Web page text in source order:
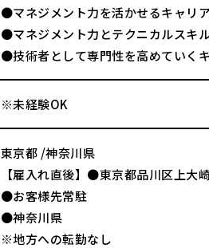
●マネジメント力を活かせるキャリア
●マネジメント力とテクニカルスキ
●技術者として専門性を高めていく
※未経験OK
東京都 /神奈川県
【雇入れ直後】●東京都品川区上
●お客様先常駐
●神奈川県
※地方への転勤なし